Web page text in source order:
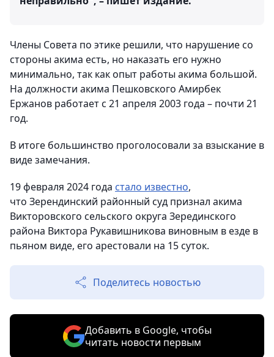
Члены Совета по этике решили, что нарушение со
стороны акима есть, но наказать его нужно
минимально, так как опыт работы акима большой.
На должности акима Пешковского Амирбек
Ержанов работает с 21 апреля 2003 года – почти 21
год.
В итоге большинство проголосовали за взыскание в
виде замечания.
19 февраля 2024 года стало известно,
что Зерендинский районный суд признал акима
Викторовского сельского округа Зерединского
района Виктора Рукавишникова виновным в езде в
пьяном виде, его арестовали на 15 суток.
Поделитесь новостью
Добавить в Google, чтобы
читать новости первым